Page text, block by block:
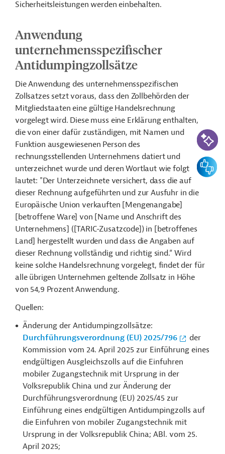
Sicherheitsleistungen werden einbehalten.
Anwendung
unternehmensspezifischer
Antidumpingzollsätze
Die Anwendung des unternehmensspezifischen
Zollsatzes setzt voraus, dass den Zollbehörden der
Mitgliedstaaten eine gültige Handelsrechnung
vorgelegt wird. Diese muss eine Erklärung enthalten,
die von einer dafür zuständigen, mit Namen und
Funktion ausgewiesenen Person des
rechnungsstellenden Unternehmens datiert und
unterzeichnet wurde und deren Wortlaut wie folgt
lautet: "Der Unterzeichnete versichert, dass die auf
dieser Rechnung aufgeführten und zur Ausfuhr in die
Europäische Union verkauften [Mengenangabe]
[betroffene Ware] von [Name und Anschrift des
Unternehmens] ([TARIC-Zusatzcode]) in [betroffenes
Land] hergestellt wurden und dass die Angaben auf
dieser Rechnung vollständig und richtig sind.“ Wird
keine solche Handelsrechnung vorgelegt, findet der für
alle übrigen Unternehmen geltende Zollsatz in Höhe
von 54,9 Prozent Anwendung.
Quellen:
Änderung der Antidumpingzollsätze:
Durchführungsverordnung (EU) 2025/796
der
Kommission vom 24. April 2025 zur Einführung eines
endgültigen Ausgleichszolls auf die Einfuhren
mobiler Zugangstechnik mit Ursprung in der
Volksrepublik China und zur Änderung der
Durchführungsverordnung (EU) 2025/45 zur
Einführung eines endgültigen Antidumpingzolls auf
die Einfuhren von mobiler Zugangstechnik mit
Ursprung in der Volksrepublik China; ABl. vom 25.
April 2025;
KI-